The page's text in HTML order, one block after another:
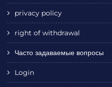
privacy policy
right of withdrawal
Часто задаваемые вопросы
Login